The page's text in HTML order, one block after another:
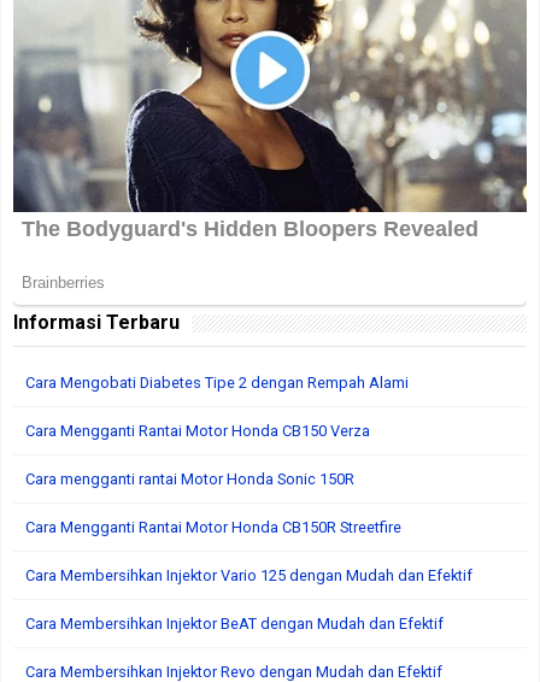
Informasi Terbaru
Cara Mengobati Diabetes Tipe 2 dengan Rempah Alami
Cara Mengganti Rantai Motor Honda CB150 Verza
Cara mengganti rantai Motor Honda Sonic 150R
Cara Mengganti Rantai Motor Honda CB150R Streetfire
Cara Membersihkan Injektor Vario 125 dengan Mudah dan Efektif
Cara Membersihkan Injektor BeAT dengan Mudah dan Efektif
Cara Membersihkan Injektor Revo dengan Mudah dan Efektif